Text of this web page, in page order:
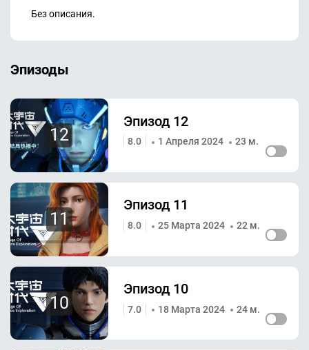
Без описания.
Эпизоды
12
Эпизод 12
8.0 1 Апреля 2024 23 м.
11
Эпизод 11
8.0 25 Марта 2024 22 м.
10
Эпизод 10
7.0 18 Марта 2024 24 м.